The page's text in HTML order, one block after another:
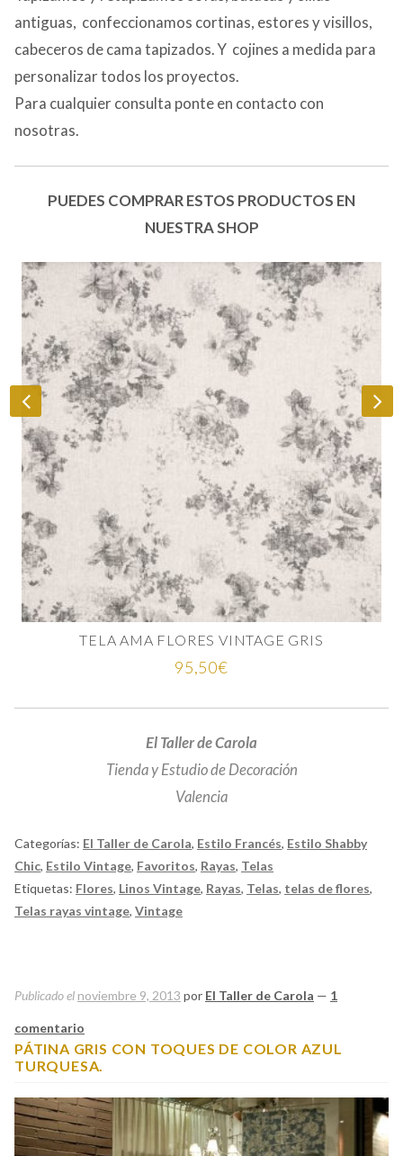
antiguas, confeccionamos cortinas, estores y visillos,
cabeceros de cama tapizados. Y cojines a medida para
personalizar todos los proyectos.
Para cualquier consulta ponte en contacto con
nosotras.
PUEDES COMPRAR ESTOS PRODUCTOS EN
NUESTRA SHOP
TELA AMA FLORES VINTAGE GRIS
95,50€
El Taller de Carola
Tienda y Estudio de Decoración
Valencia
Categorías: El Taller de Carola, Estilo Francés, Estilo Shabby
Chic, Estilo Vintage, Favoritos, Rayas, Telas
Etiquetas: Flores, Linos Vintage, Rayas, Telas, telas de flores,
Telas rayas vintage, Vintage
Publicado el noviembre 9, 2013 por El Taller de Carola — 1
comentario
PÁTINA GRIS CON TOQUES DE COLOR AZUL
TURQUESA.